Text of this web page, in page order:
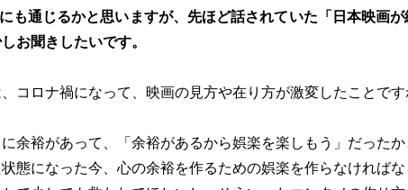
も通じるかと思いますが、先ほど話されていた「日本映画
お聞きしたいです。
コロナ禍になって、映画の見方や在り方が激変したことです
余裕があって、「余裕があるから娯楽を楽しもう」だった
態になった今、心の余裕を作るための娯楽を作らなければ